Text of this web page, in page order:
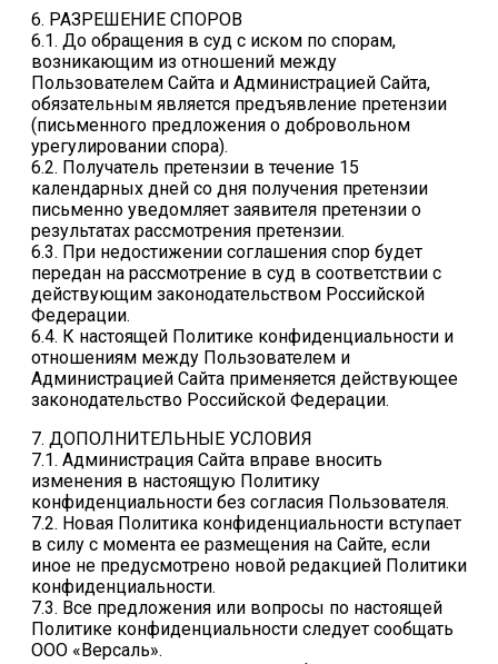
6. РАЗРЕШЕНИЕ СПОРОВ
6.1. До обращения в суд с иском по спорам,
возникающим из отношений между
Пользователем Сайта и Администрацией Сайта,
обязательным является предъявление претензии
(письменного предложения о добровольном
урегулировании спора).
6.2. Получатель претензии в течение 15
календарных дней со дня получения претензии
письменно уведомляет заявителя претензии о
результатах рассмотрения претензии.
6.3. При недостижении соглашения спор будет
передан на рассмотрение в суд в соответствии с
действующим законодательством Российской
Федерации.
6.4. К настоящей Политике конфиденциальности и
отношениям между Пользователем и
Администрацией Сайта применяется действующее
законодательство Российской Федерации.
7. ДОПОЛНИТЕЛЬНЫЕ УСЛОВИЯ
7.1. Администрация Сайта вправе вносить
изменения в настоящую Политику
конфиденциальности без согласия Пользователя.
7.2. Новая Политика конфиденциальности вступает
в силу с момента ее размещения на Сайте, если
иное не предусмотрено новой редакцией Политики
конфиденциальности.
7.3. Все предложения или вопросы по настоящей
Политике конфиденциальности следует сообщать
ООО «Версаль».